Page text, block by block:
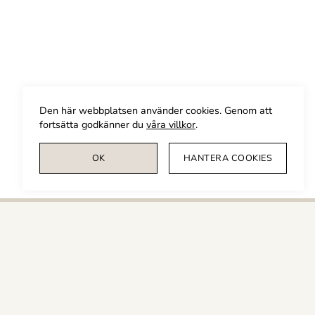
Den här webbplatsen använder cookies. Genom att
fortsätta godkänner du våra villkor.
OK HANTERA COOKIES